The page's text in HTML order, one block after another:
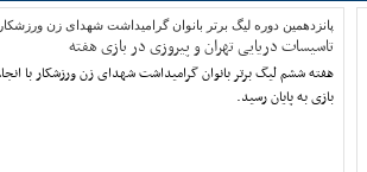
پانزدهمین دوره لیگ برتر بانوان گرامیداشت شهدای زن ورزشکار
تاسیسات دریایی تهران و پیروزی در بازی هفته
بازی به پایان رسید.